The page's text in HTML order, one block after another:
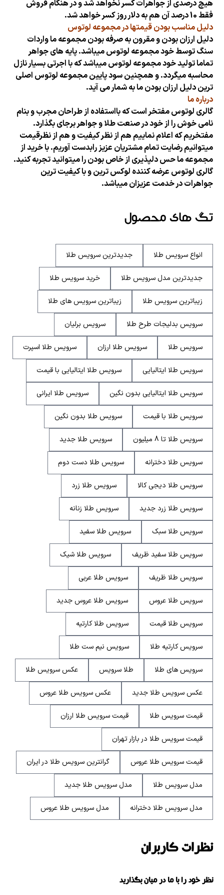
هیچ درصدی از جواهرات کسر نخواهد شد و در هنگام فروش
فقط 10 درصد آن هم به دلار روز کسر خواهد شد.
دلیل مناسب بودن قیمتها در مجموعه لوتوس
دلیل ارزان بودن و مقرون به صرفه بودن مجموعه ما واردات
سنگ توسط خود مجموعه لوتوس میباشد. پایه های جواهر
تماما تولید خود مجموعه لوتوس میباشد که با اجرتی بسیار نازل
محاسبه میگردد. و همچنین سود پایین مجموعه لوتوس اصلی
ترین دلیل ارزان بودن ما به شمار می آید.
درباره ما
گالری لوتوس مفتخر است که بااستفاده از طراحان مجرب و بنام
نامی خوش را از خود در صنعت طلا و جواهر برجای بگذارد.
مفتخریم که اعلام نماییم هم از نظر کیفیت و هم از نظرقیمت
میتوانیم رضایت تمام مشتریان عزیز رابدست آوریم. با خرید از
مجموعه ما حس دلپذیری از خاص بودن را میتوانید تجربه کنید.
گالری لوتوس عرضه کننده لوکس ترین و با کیفیت ترین
جواهرات در خدمت عزیزان میباشد.
تگ های محصول
انواع سرویس طلا جدیدترین سرویس طلا
جدیدترین مدل سرویس طلا خرید سرویس طلا
زیباترین سرویس طلا زیباترین سرویس های طلا
سرویس بدلیجات طرح طلا سرویس برلیان
سرویس طلا سرویس طلا ارزان سرویس طلا اسپرت
سرویس طلا ایتالیایی سرویس طلا ایتالیایی با قیمت
سرویس طلا ایتالیایی بدون نگین سرویس طلا ایرانی
سرویس طلا با قیمت سرویس طلا بدون نگین
سرویس طلا تا 8 میلیون سرویس طلا جدید
سرویس طلا دخترانه سرویس طلا دست دوم
سرویس طلا دیجی کالا سرویس طلا زرد
سرویس طلا زرد جدید سرویس طلا زنانه
سرویس طلا سبک سرویس طلا سفید
سرویس طلا سفید ظریف سرویس طلا شیک
سرویس طلا ظریف سرویس طلا عربی
سرویس طلا عروس سرویس طلا عروس جدید
سرویس طلا قیمت سرویس طلا کارتیه
سرویس کارتیه طلا سرویس نیم ست طلا
سرویس های طلا طلا سرویس عکس سرویس طلا
عکس سرویس طلا جدید عکس سرویس طلا عروس
قیمت سرویس طلا قیمت سرویس طلا ارزان
قیمت سرویس طلا در بازار تهران
قیمت سرویس طلا عروس گرانترین سرویس طلا در ایران
مدل سرویس طلا مدل سرویس طلا جدید
مدل سرویس طلا دخترانه مدل سرویس طلا عروس
نظرات کاربران
نظر خود را با ما در میان بگذارید